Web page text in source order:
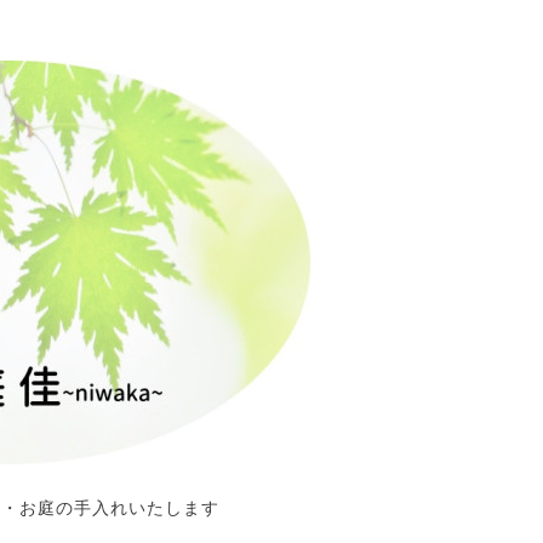
・お庭の手入れいたします